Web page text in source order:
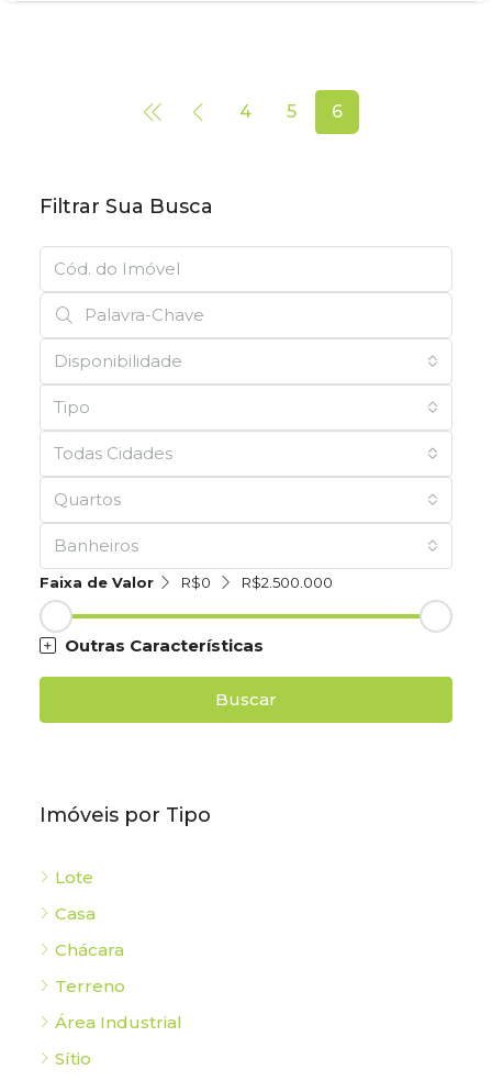
4 5 6
Filtrar Sua Busca
Disponibilidade
Tipo
Todas Cidades
Quartos
Banheiros
Faixa de Valor R$0 R$2.500.000
Outras Características
Buscar
Imóveis por Tipo
Lote
Casa
Chácara
Terreno
Área Industrial
Sítio